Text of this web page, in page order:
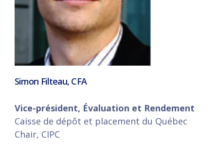
Simon Filteau, CFA
Vice-président, Évaluation et Rendement
Caisse de dépôt et placement du Québec
Chair, CIPC